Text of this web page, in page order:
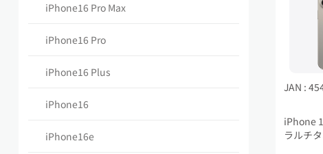
iPhone16 Pro Max
iPhone16 Pro
iPhone16 Plus
iPhone16
iPhone16e
JAN :
iPhone
ラルチ